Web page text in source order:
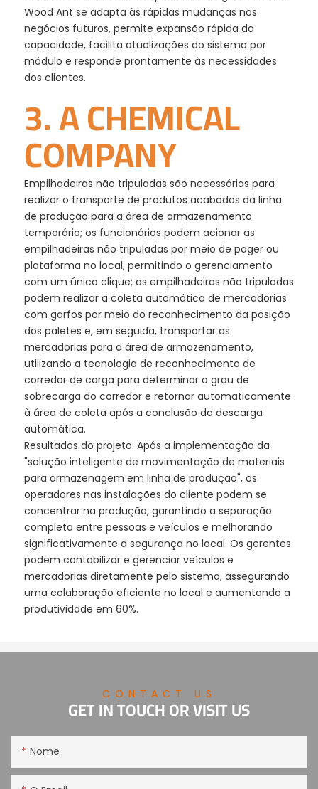
3. A CHEMICAL
COMPANY
Empilhadeiras não tripuladas são necessárias para
realizar o transporte de produtos acabados da linha
de produção para a área de armazenamento
temporário; os funcionários podem acionar as
empilhadeiras não tripuladas por meio de pager ou
plataforma no local, permitindo o gerenciamento
com um único clique; as empilhadeiras não tripuladas
podem realizar a coleta automática de mercadorias
com garfos por meio do reconhecimento da posição
dos paletes e, em seguida, transportar as
mercadorias para a área de armazenamento,
utilizando a tecnologia de reconhecimento de
corredor de carga para determinar o grau de
sobrecarga do corredor e retornar automaticamente
à área de coleta após a conclusão da descarga
automática.
Resultados do projeto: Após a implementação da
"solução inteligente de movimentação de materiais
para armazenagem em linha de produção", os
operadores nas instalações do cliente podem se
concentrar na produção, garantindo a separação
completa entre pessoas e veículos e melhorando
significativamente a segurança no local. Os gerentes
podem contabilizar e gerenciar veículos e
mercadorias diretamente pelo sistema, assegurando
uma colaboração eficiente no local e aumentando a
produtividade em 60%.
Wood Ant se adapta às rápidas mudanças nos
negócios futuros, permite expansão rápida da
capacidade, facilita atualizações do sistema por
módulo e responde prontamente às necessidades
dos clientes.
CONTACT US
GET IN TOUCH OR VISIT US
Nome